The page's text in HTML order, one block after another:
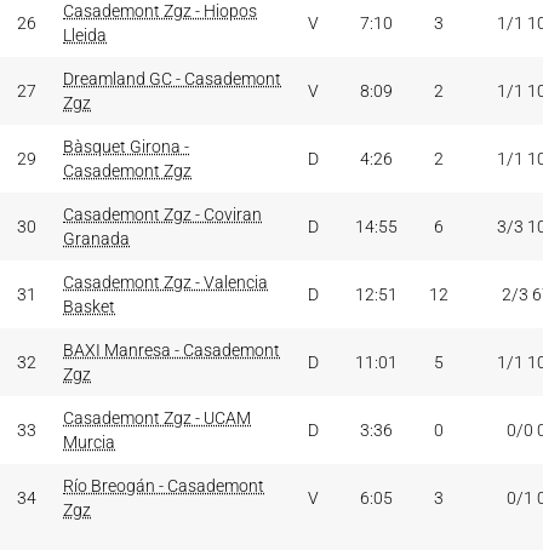
26
Casademont Zgz - Hiopos
Lleida
V 7:10 3 1/1
27
Dreamland GC - Casademont
Zgz
V 8:09 2 1/1
29
Bàsquet Girona -
Casademont Zgz
D 4:26 2 1/1
30
Casademont Zgz - Coviran
Granada
D 14:55 6 3/3
31
Casademont Zgz - Valencia
Basket
D 12:51 12 2/3
32
BAXI Manresa - Casademont
Zgz
D 11:01 5 1/1
33
Casademont Zgz - UCAM
Murcia
D 3:36 0 0/0
34
Río Breogán - Casademont
Zgz
V 6:05 3 0/1